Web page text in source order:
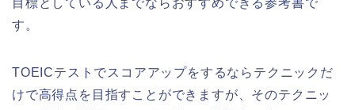
目標としている人までならおすすめできる参考書で
す。
TOEICテストでスコアアップをするならテクニックだ
けで高得点を目指すことができますが、そのテクニッ